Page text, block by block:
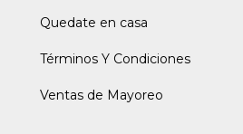
Quedate en casa
Términos Y Condiciones
Ventas de Mayoreo